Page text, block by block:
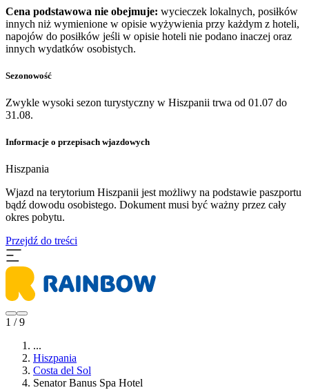
Cena podstawowa nie obejmuje: wycieczek lokalnych, posiłków
innych niż wymienione w opisie wyżywienia przy każdym z hoteli,
napojów do posiłków jeśli w opisie hoteli nie podano inaczej oraz
innych wydatków osobistych.
Sezonowość
Zwykle wysoki sezon turystyczny w Hiszpanii trwa od 01.07 do
31.08.
Informacje o przepisach wjazdowych
Hiszpania
​Wjazd na terytorium Hiszpanii jest możliwy na podstawie paszportu
bądź dowodu osobistego. Dokument musi być ważny przez cały
okres pobytu.
Przejdź do treści
1 / 9
...
Hiszpania
Costa del Sol
Senator Banus Spa Hotel